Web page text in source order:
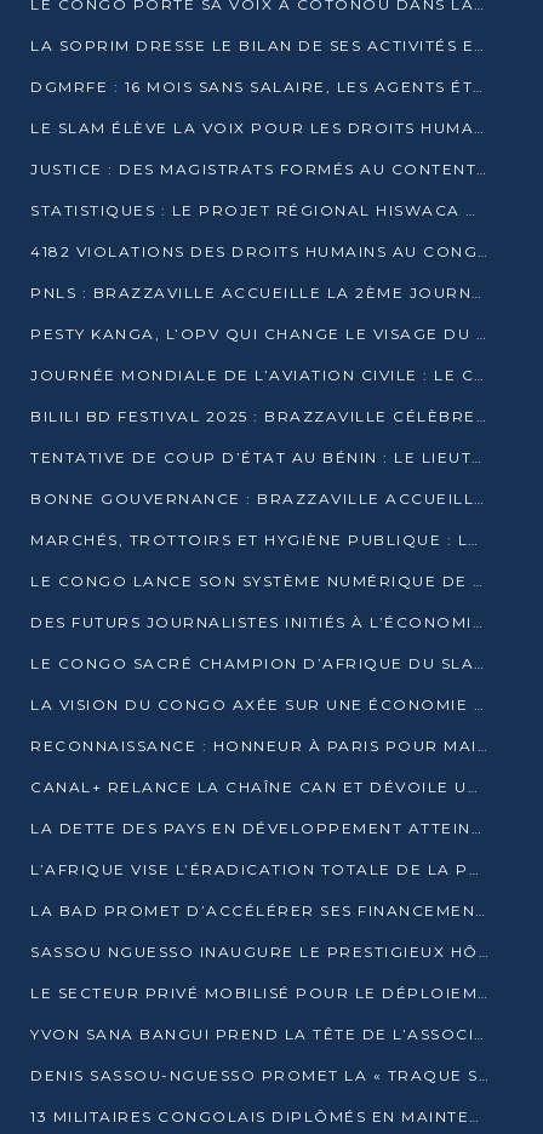
LE CONGO PORTE SA VOIX À COTONOU DANS LA LUTTE CONTRE LA TUBERCULOSE
LA SOPRIM DRESSE LE BILAN DE SES ACTIVITÉS ET FIXE DE NOUVELLES PRIORITÉS
DGMRFE : 16 MOIS SANS SALAIRE, LES AGENTS ÉTOUFFENT DANS LE SILENCE
LE SLAM ÉLÈVE LA VOIX POUR LES DROITS HUMAINS À BRAZZAVILLE
JUSTICE : DES MAGISTRATS FORMÉS AU CONTENTIEUX DE LA PROPRIÉTÉ INTELLECTUELLE
STATISTIQUES : LE PROJET RÉGIONAL HISWACA OFFICIELLEMENT LANCÉ AU CONGO
4182 VIOLATIONS DES DROITS HUMAINS AU CONGO EN 2025 SELON LE CAD
PNLS : BRAZZAVILLE ACCUEILLE LA 2ÈME JOURNÉE SCIENTIFIQUE SUR LE VIH/SIDA
PESTY KANGA, L’OPV QUI CHANGE LE VISAGE DU REPORTAGE AU CONGO
JOURNÉE MONDIALE DE L’AVIATION CIVILE : LE CONGO MISE SUR L’INNOVATION ET LA SÉCURITÉ
BILILI BD FESTIVAL 2025 : BRAZZAVILLE CÉLÈBRE DIX ANS DE CRÉATION GRAPHIQUE AFRICAINE
TENTATIVE DE COUP D’ÉTAT AU BÉNIN : LE LIEUTENANT-COLONEL TIGRI S’AUTOPROCLAME CHEF D’UN COMITÉ MILITAIRE
BONNE GOUVERNANCE : BRAZZAVILLE ACCUEILLE LES PREMIÈRES JOURNÉES CONGOLAISES DE L’ÉVALUATION
MARCHÉS, TROTTOIRS ET HYGIÈNE PUBLIQUE : LE GOUVERNEMENT DURCIT LE TON
LE CONGO LANCE SON SYSTÈME NUMÉRIQUE DE VÉRIFICATION DU BOIS
DES FUTURS JOURNALISTES INITIÉS À L’ÉCONOMIE BLEUE DURABLE
LE CONGO SACRÉ CHAMPION D’AFRIQUE DU SLAM 2025
LA VISION DU CONGO AXÉE SUR UNE ÉCONOMIE BAS CARBONE AU RENDEZ-VOUS DE MONACO 2025
RECONNAISSANCE : HONNEUR À PARIS POUR MAIXENT RAOUL OMINGA
CANAL+ RELANCE LA CHAÎNE CAN ET DÉVOILE UNE OFFRE EXCEPTIONNELLE POUR DÉCEMBRE
LA DETTE DES PAYS EN DÉVELOPPEMENT ATTEINT UN SOMMET HISTORIQUE ENTRE 2022 ET 2024
L’AFRIQUE VISE L’ÉRADICATION TOTALE DE LA POLIOMYÉLITE D’ICI 2026
LA BAD PROMET D’ACCÉLÉRER SES FINANCEMENTS AVEC LE MINISTÈRE DE L’ASSAINISSEMENT
SASSOU NGUESSO INAUGURE LE PRESTIGIEUX HÔTEL KEMPINSKI BRAZZAVILLE
LE SECTEUR PRIVÉ MOBILISÉ POUR LE DÉPLOIEMENT DE 19 MINI-CENTRALES SOLAIRES
YVON SANA BANGUI PREND LA TÊTE DE L’ASSOCIATION DES BANQUES CENTRALES AFRICAINES
DENIS SASSOU-NGUESSO PROMET LA « TRAQUE SANS RELÂCHE » DU GRAND BANDITISME
13 MILITAIRES CONGOLAIS DIPLÔMÉS EN MAINTENANCE INDUSTRIELLE APRÈS TROIS ANS DE FORMATION À L’UNIVERSITÉ MARIEN-NGOUABI